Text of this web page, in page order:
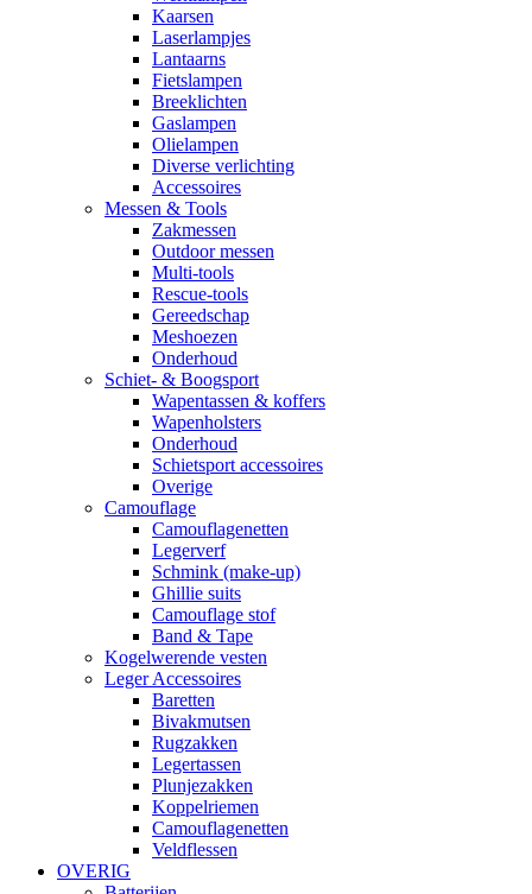
Kaarsen
Laserlampjes
Lantaarns
Fietslampen
Breeklichten
Gaslampen
Olielampen
Diverse verlichting
Accessoires
Messen & Tools
Zakmessen
Outdoor messen
Multi-tools
Rescue-tools
Gereedschap
Meshoezen
Onderhoud
Schiet- & Boogsport
Wapentassen & koffers
Wapenholsters
Onderhoud
Schietsport accessoires
Overige
Camouflage
Camouflagenetten
Legerverf
Schmink (make-up)
Ghillie suits
Camouflage stof
Band & Tape
Kogelwerende vesten
Leger Accessoires
Baretten
Bivakmutsen
Rugzakken
Legertassen
Plunjezakken
Koppelriemen
Camouflagenetten
Veldflessen
OVERIG